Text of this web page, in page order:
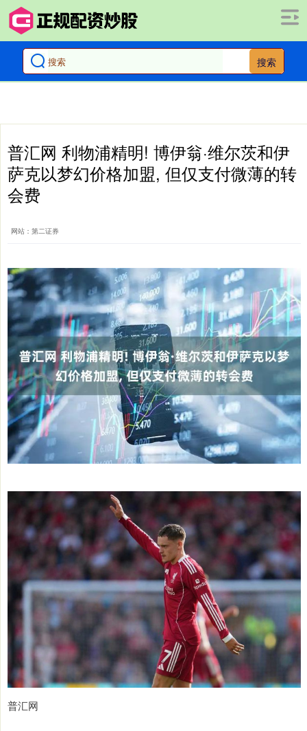
搜索
普汇网 利物浦精明! 博伊翁·维尔茨和伊
萨克以梦幻价格加盟, 但仅支付微薄的转
会费
网站：第二证券
普汇网